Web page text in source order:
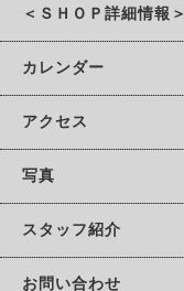
＜ＳＨＯＰ詳細情報＞
カレンダー
アクセス
写真
スタッフ紹介
お問い合わせ